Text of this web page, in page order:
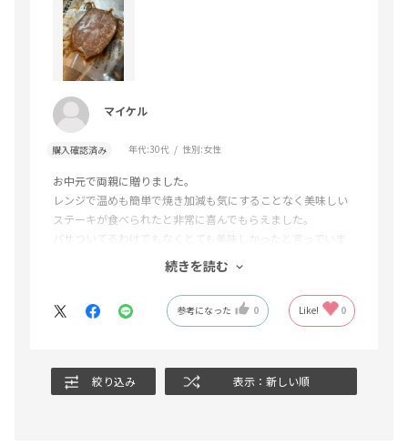
マイケル
購入確認済み 年代:30代 性別:女性
お中元で両親に贈りました。
レンジで温めも簡単で焼き加減も気にすることなく美味しい
ステーキが食べられたと非常に喜んでもらえました。
パサついてるわけでもなくとても美味しかったと言っていま
良い商品が贈れて良かったです。
続きを読む
参考になった 0 Like! 0
絞り込み 表示：新しい順